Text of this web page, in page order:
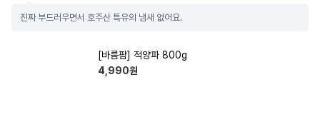
진짜 부드러우면서 호주산 특유의 냄새 없어요.
[바름팜] 적양파 800g
4,990원